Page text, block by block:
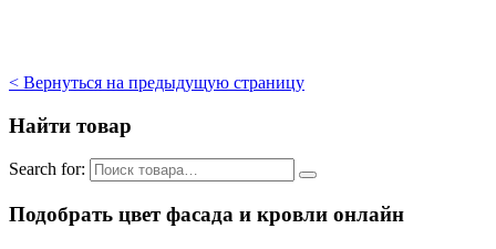
< Вернуться на предыдущую страницу
Найти товар
Search for:
Подобрать цвет фасада и кровли онлайн